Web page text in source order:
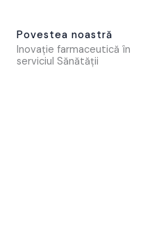
Povestea noastră
Inovație farmaceutică în
serviciul Sănătății